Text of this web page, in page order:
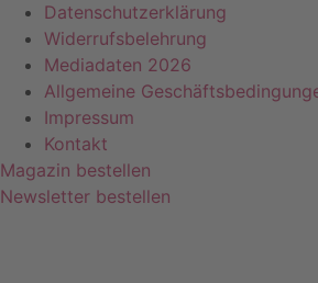
Datenschutzerklärung
Widerrufsbelehrung
Mediadaten 2026
Allgemeine
Impressum
Kontakt
Magazin bestellen
Newsletter bestellen